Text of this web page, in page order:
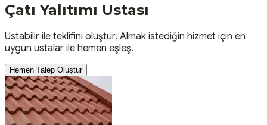
Çatı Yalıtımı Ustası
Ustabilir ile teklifini oluştur. Almak istediğin hizmet için en
uygun ustalar ile hemen eşleş.
Hemen Talep Oluştur